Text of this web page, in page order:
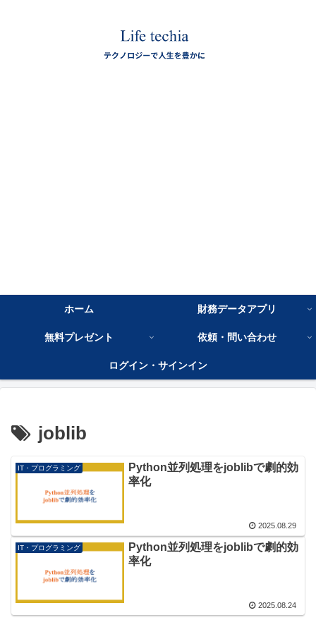
ホーム 財務データアプリ
無料プレゼント 依頼・問い合わせ
ログイン・サインイン
joblib
IT・プログラミング
Python並列処理をjoblibで劇的効
率化
2025.08.29
IT・プログラミング
Python並列処理をjoblibで劇的効
率化
2025.08.24